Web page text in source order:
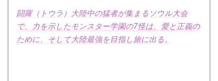
闘羅（トウラ）大陸中の猛者が集まるソウル大会
で、力を示したモンスター学園の7怪は、愛と正義の
ために、そして大陸最強を目指し旅に出る。